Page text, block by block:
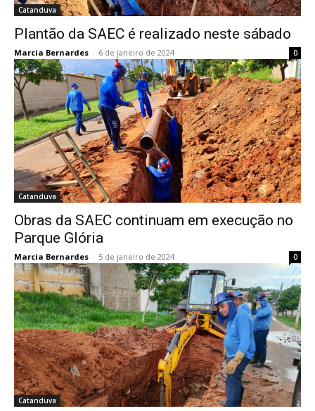
Catanduva
Plantão da SAEC é realizado neste sábado
Marcia Bernardes - 6 de janeiro de 2024 0
Catanduva
Obras da SAEC continuam em execução no
Parque Glória
Marcia Bernardes - 5 de janeiro de 2024 0
Catanduva